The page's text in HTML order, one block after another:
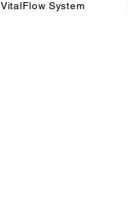
VitalFlow System